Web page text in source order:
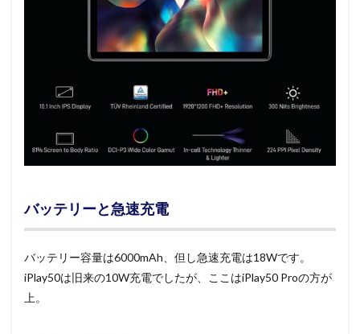
バッテリーと急速充電
バッテリー容量は6000mAh、但し急速充電は18Wです。
iPlay50は旧来の10W充電でしたが、ここはiPlay50 Proの方が
上。